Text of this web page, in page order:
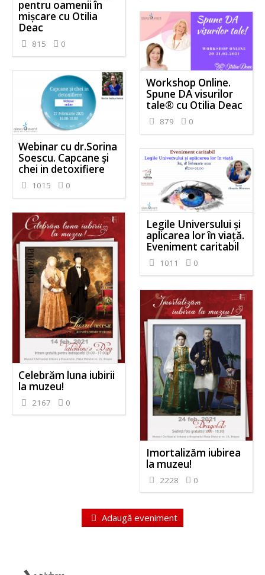
pentru oamenii în
mișcare cu Otilia
Deac
815 0
Workshop Online.
Spune DA visurilor
tale® cu Otilia Deac
879 0
Webinar cu dr.Sorina
Soescu. Capcane și
chei in detoxifiere
1015 0
Legile Universului și
aplicarea lor în viață.
Eveniment caritabil
1011 0
Celebrăm luna iubirii
la muzeu!
2167 0
Imortalizăm iubirea
la muzeu!
2228 0
Adaugă eveniment